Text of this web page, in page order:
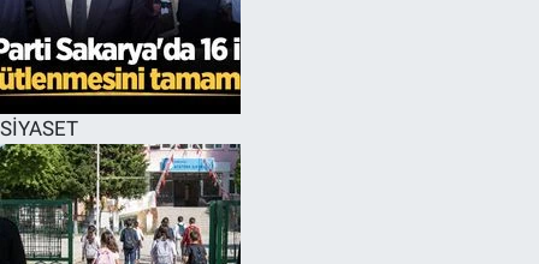
SİYASET
EĞİTİM
ÖZEL HABER
HALK54 PANORAMA